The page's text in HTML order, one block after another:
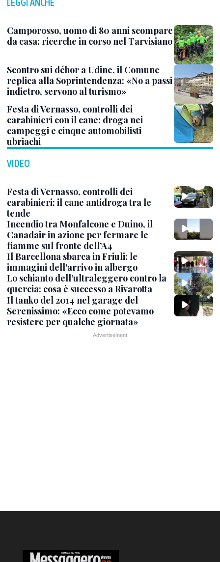
LEGGI ANCHE
Camporosso, uomo di 80 anni scompare
da casa: ricerche in corso nel Tarvisiano
Scontro sui déhor a Udine, il Comune
replica alla Soprintendenza: «No a passi
indietro, servono al turismo»
Festa di Vernasso, controlli dei
carabinieri con il cane: droga nei
campeggi e cinque automobilisti
ubriachi
VIDEO
Festa di Vernasso, controlli dei
carabinieri: il cane antidroga tra le
tende
Incendio tra Monfalcone e Duino, il
Canadair in azione per fermare le
fiamme sul fronte dell’A4
Il Barcellona sbarca in Friuli: le
immagini dell'arrivo in albergo
Lo schianto dell’ultraleggero contro la
quercia: cosa è successo a Rivarotta
Il tanko del 2014 nel garage del
Serenissimo: «Ecco come potevamo
resistere per qualche giornata»